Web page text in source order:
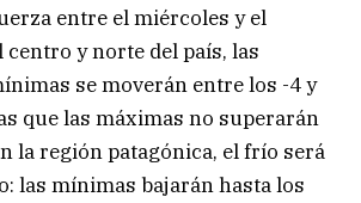
entre el miércoles y el
centro y norte del país, las
se moverán entre los -4 y
que las máximas no superarán
la región patagónica, el frío será
las mínimas bajarán hasta los